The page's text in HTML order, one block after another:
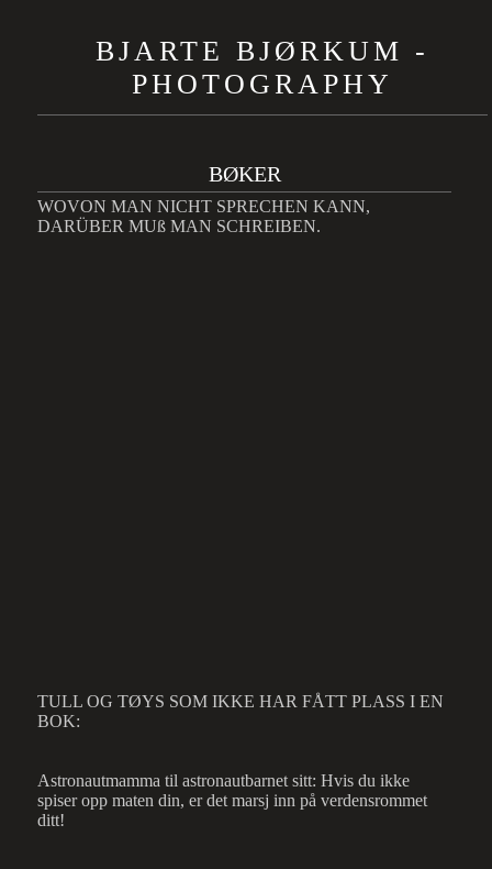
BJARTE BJØRKUM -
PHOTOGRAPHY
BØKER
WOVON MAN NICHT SPRECHEN KANN,
DARÜBER MUß MAN SCHREIBEN.
TULL OG TØYS SOM IKKE HAR FÅTT PLASS I EN
BOK:
Astronautmamma til astronautbarnet sitt: Hvis du ikke
spiser opp maten din, er det marsj inn på verdensrommet
ditt!